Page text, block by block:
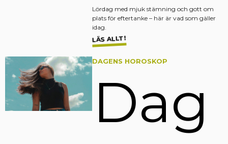
Lördag med mjuk stämning och gott om
plats för eftertanke – här är vad som gäller
idag.
LÄS ALLT!
DAGENS HOROSKOP
Dag